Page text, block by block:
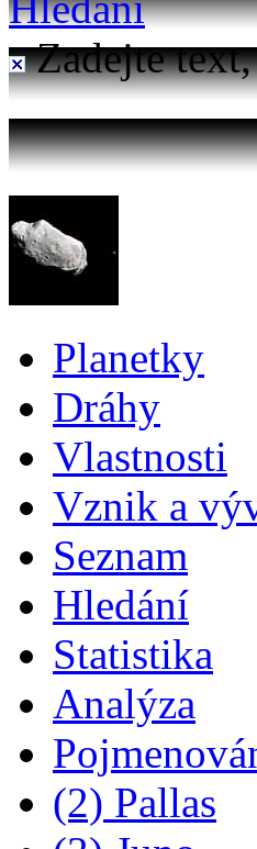
Zadejte
Planetky
Dráhy
Vlastnosti
Vznik a
Seznam
Hledání
Statistika
Analýza
(2) Pallas